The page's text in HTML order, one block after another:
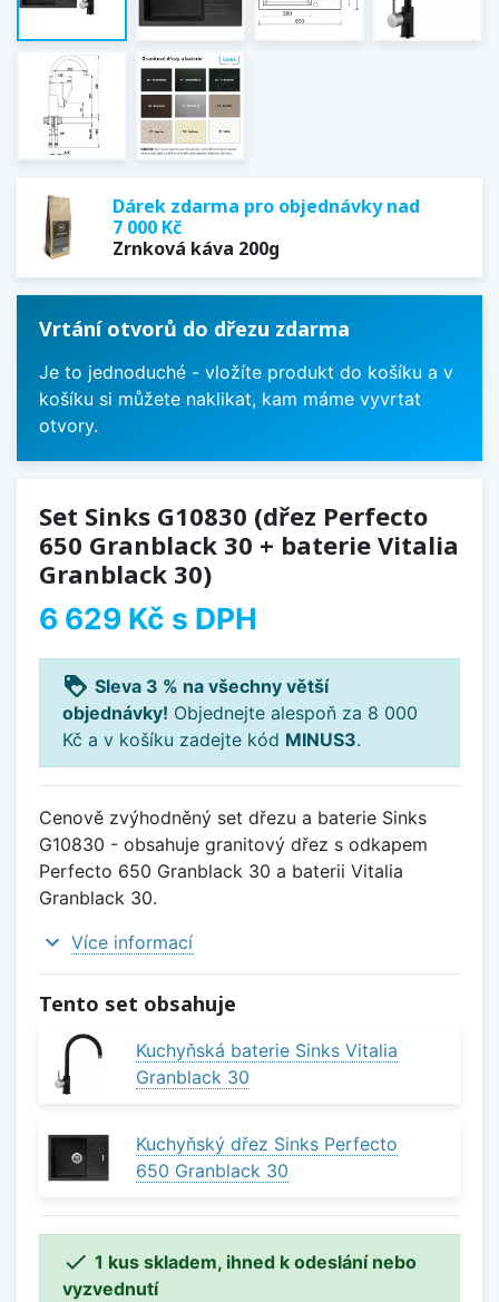
Dárek zdarma pro objednávky nad
7 000 Kč
Zrnková káva 200g
Vrtání otvorů do dřezu zdarma
Je to jednoduché - vložíte produkt do košíku a v
košíku si můžete naklikat, kam máme vyvrtat
otvory.
Set Sinks G10830 (dřez Perfecto
650 Granblack 30 + baterie Vitalia
Granblack 30)
6 629 Kč s DPH
loyalty Sleva 3 % na všechny větší
objednávky! Objednejte alespoň za 8 000
Kč a v košíku zadejte kód MINUS3.
Cenově zvýhodněný set dřezu a baterie Sinks
G10830 - obsahuje granitový dřez s odkapem
Perfecto 650 Granblack 30 a baterii Vitalia
Granblack 30.
expand_more Více informací
Tento set obsahuje
Kuchyňská baterie Sinks Vitalia
Granblack 30
Kuchyňský dřez Sinks Perfecto
650 Granblack 30
 1 kus skladem, ihned k odeslání nebo
vyzvednutí